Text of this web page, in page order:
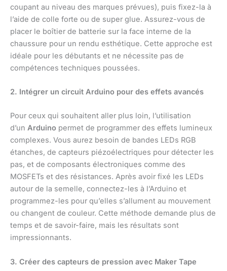
coupant au niveau des marques prévues), puis fixez-la à
l’aide de colle forte ou de super glue. Assurez-vous de
placer le boîtier de batterie sur la face interne de la
chaussure pour un rendu esthétique. Cette approche est
idéale pour les débutants et ne nécessite pas de
compétences techniques poussées.
2. Intégrer un circuit Arduino pour des effets avancés
Pour ceux qui souhaitent aller plus loin, l’utilisation
d’un Arduino permet de programmer des effets lumineux
complexes. Vous aurez besoin de bandes LEDs RGB
étanches, de capteurs piézoélectriques pour détecter les
pas, et de composants électroniques comme des
MOSFETs et des résistances. Après avoir fixé les LEDs
autour de la semelle, connectez-les à l’Arduino et
programmez-les pour qu’elles s’allument au mouvement
ou changent de couleur. Cette méthode demande plus de
temps et de savoir-faire, mais les résultats sont
impressionnants.
3. Créer des capteurs de pression avec Maker Tape